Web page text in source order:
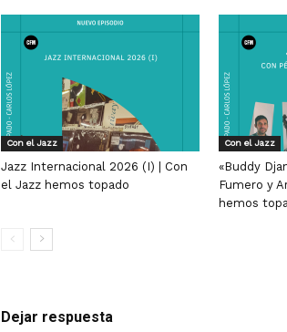
Con el Jazz
Jazz Internacional 2026 (I) | Con
el Jazz hemos topado
Con el Jazz
«Buddy
Fumero y
hemos
Dejar respuesta